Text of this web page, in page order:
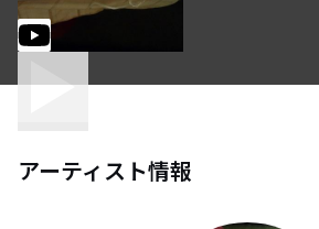
アーティスト情報